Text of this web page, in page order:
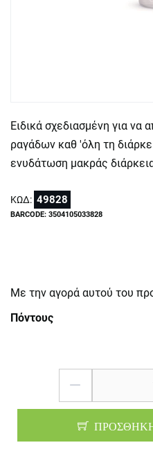
Ειδικά σχεδιασμένη για να
ραγάδων καθ 'όλη τη
ενυδάτωση μακράς
ΚΩΔ: 49828
BARCODE: 3504105033828
Με την αγορά αυτού του
Πόντους